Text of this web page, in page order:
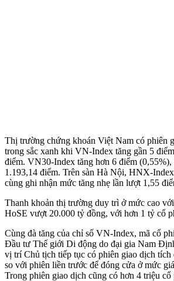
Thị trường chứng khoán Việt Nam có phiên
trong sắc xanh khi VN-Index tăng gần 5
điểm. VN30-Index tăng hơn 6 điểm
1.193,14 điểm. Trên sàn Hà Nội, HNX-
cùng ghi nhận mức tăng nhẹ lần lượt 1,55
Thanh khoản thị trường duy trì ở mức cao
HoSE vượt 20.000 tỷ đồng, với hơn 1 tỷ cổ
Cùng đà tăng của chỉ số VN-Index, mã cổ
Đầu tư Thế giới Di động do đại gia Nam
vị trí Chủ tịch tiếp tục có phiên giao dịch tích
so với phiên liền trước để đóng cửa ở mức
Trong phiên giao dịch cũng có hơn 4 triệu cổ